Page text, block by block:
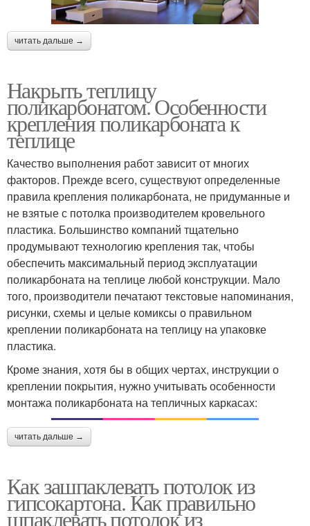
читать дальше →
Накрыть теплицу
поликарбонатом. Особенности
крепления поликарбоната к
теплице
Качество выполнения работ зависит от многих
факторов. Прежде всего, существуют определенные
правила крепления поликарбоната, не придуманные и
не взятые с потолка производителем кровельного
пластика. Большинство компаний тщательно
продумывают технологию крепления так, чтобы
обеспечить максимальный период эксплуатации
поликарбоната на теплице любой конструкции. Мало
того, производители печатают текстовые напоминания,
рисунки, схемы и целые комиксы о правильном
креплении поликарбоната на теплицу на упаковке
пластика.
Кроме знания, хотя бы в общих чертах, инструкции о
креплении покрытия, нужно учитывать особенности
монтажа поликарбоната на тепличных каркасах:
читать дальше →
Как зашпаклевать потолок из
гипсокартона. Как правильно
шпаклевать потолок из